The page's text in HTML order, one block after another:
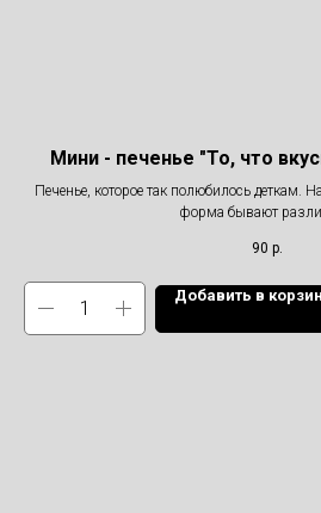
Мини - печенье "То, что
Печенье, которое так полюбилось деткам.
форма бывают
90 р.
Добавить в